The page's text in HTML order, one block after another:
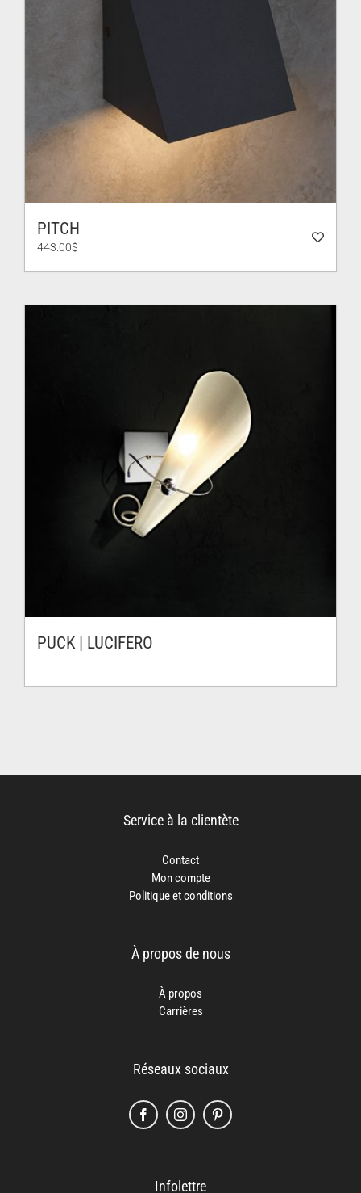
PITCH
443.00$
PUCK | LUCIFERO
Service à la clientète
Contact
Mon compte
Politique et conditions
À propos de nous
À propos
Carrières
Réseaux sociaux
Infolettre